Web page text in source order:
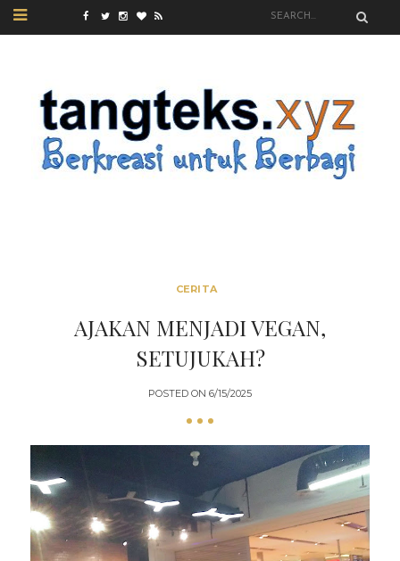
CERITA
AJAKAN MENJADI VEGAN,
SETUJUKAH?
POSTED ON 6/15/2025